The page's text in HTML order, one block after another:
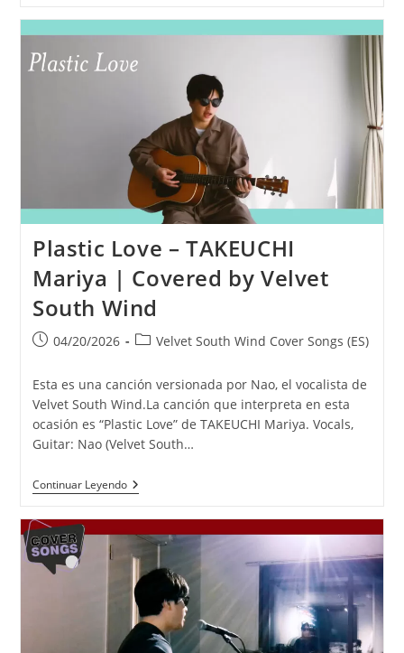
Chitai
|
South
Wind
Plastic Love – TAKEUCHI
Mariya | Covered by Velvet
South Wind
Publicación
la
entrada:
04/20/2026
Categoría
la
entrada:
Velvet South Wind Cover Songs (ES)
Esta es una canción versionada por Nao, el vocalista de
Velvet South Wind.La canción que interpreta en esta
ocasión es “Plastic Love” de TAKEUCHI Mariya. Vocals,
Guitar: Nao (Velvet South…
Continuar LeyendoPlastic
Love
Mariya
|
Covered
By
Velvet
South
Wind